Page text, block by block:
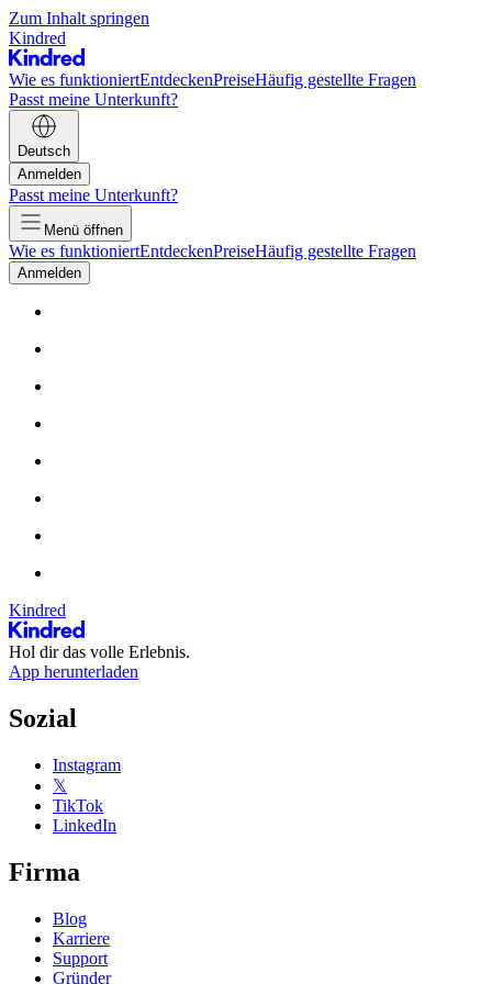
Zum Inhalt springen
Kindred
Wie es funktioniertEntdeckenPreiseHäufig gestellte Fragen
Passt meine Unterkunft?
Deutsch
Anmelden
Passt meine Unterkunft?
Menü öffnen
Wie es funktioniertEntdeckenPreiseHäufig gestellte Fragen
Anmelden
Kindred
Hol dir das volle Erlebnis.
App herunterladen
Sozial
Instagram
𝕏
TikTok
LinkedIn
Firma
Blog
Karriere
Support
Gründer